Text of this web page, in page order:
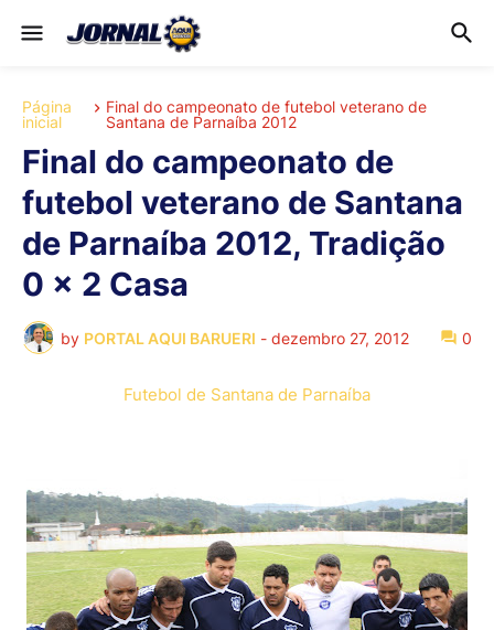
Página
inicial
Final do campeonato de futebol veterano de
Santana de Parnaíba 2012
Final do campeonato de
futebol veterano de Santana
de Parnaíba 2012, Tradição
0 x 2 Casa
by PORTAL AQUI BARUERI - dezembro 27, 2012 0
Futebol de Santana de Parnaíba